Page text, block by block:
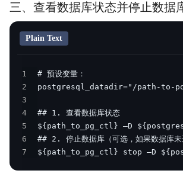
三、查看数据库状态并停止数据
Plain Text
1
2
3
4
5
6
7
${path_to_pg_ctl} stop —D